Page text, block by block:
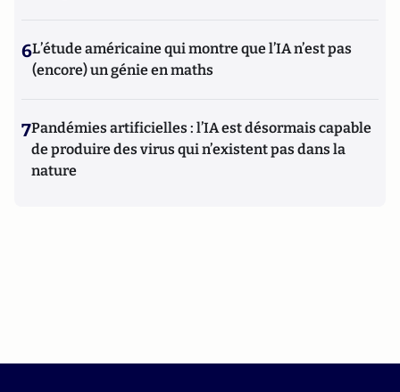
6L’étude américaine qui montre que l’IA n’est pas
(encore) un génie en maths
7Pandémies artificielles : l’IA est désormais capable
de produire des virus qui n’existent pas dans la
nature